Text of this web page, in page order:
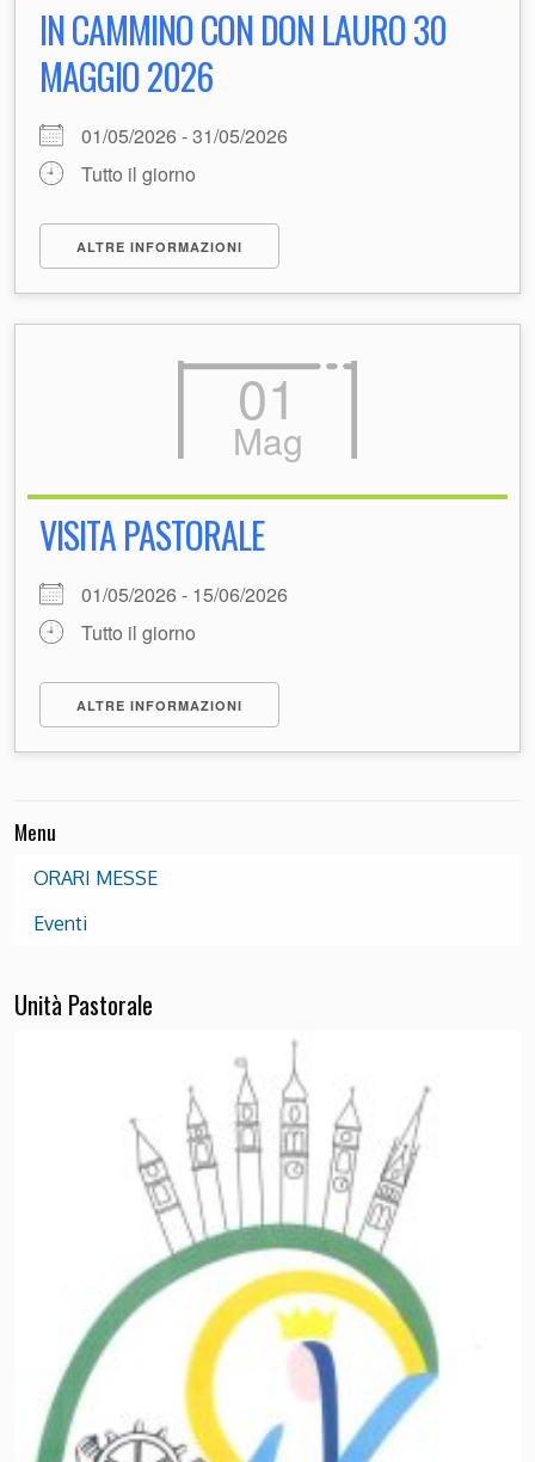
IN CAMMINO CON DON LAURO 30
MAGGIO 2026
01/05/2026 - 31/05/2026
Tutto il giorno
ALTRE INFORMAZIONI
01
Mag
VISITA PASTORALE
01/05/2026 - 15/06/2026
Tutto il giorno
ALTRE INFORMAZIONI
Menu
ORARI MESSE
Eventi
Unità Pastorale